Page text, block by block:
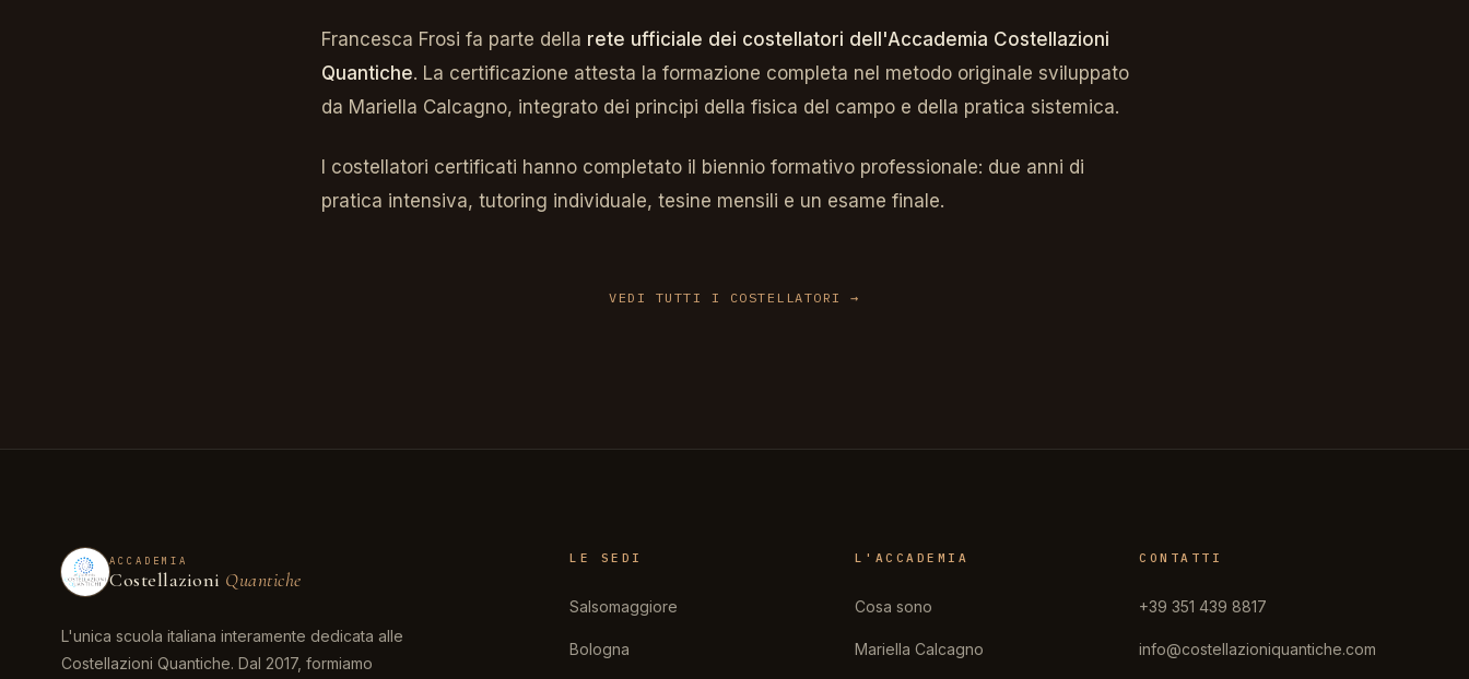
Francesca Frosi fa parte della rete ufficiale dei costellatori dell'Accademia Costellazioni
Quantiche. La certificazione attesta la formazione completa nel metodo originale sviluppato
da Mariella Calcagno, integrato dei principi della fisica del campo e della pratica sistemica.
I costellatori certificati hanno completato il biennio formativo professionale: due anni di
pratica intensiva, tutoring individuale, tesine mensili e un esame finale.
VEDI TUTTI I COSTELLATORI
ACCADEMIA
Costellazioni Quantiche
L'unica scuola italiana interamente dedicata alle
Costellazioni Quantiche. Dal 2017, formiamo
LE SEDI
Salsomaggiore
Bologna
L'ACCADEMIA
Cosa sono
Mariella Calcagno
CONTATTI
+39 351 439 8817
info@costellazioniquantiche.com